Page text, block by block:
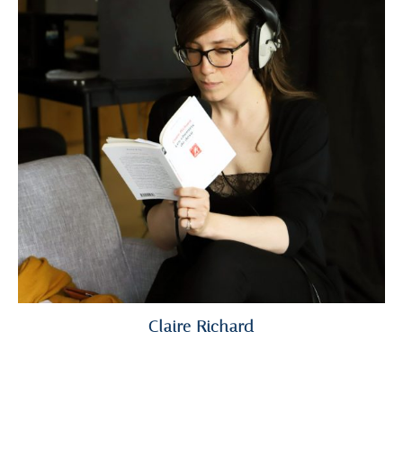
Claire Richard